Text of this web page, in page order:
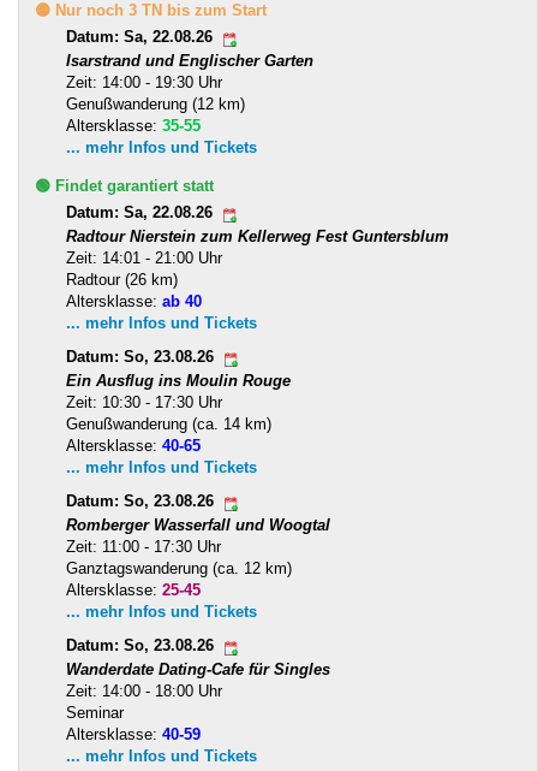
🟡 Nur noch 3 TN bis zum Start
Datum: Sa, 22.08.26
Isarstrand und Englischer Garten
Zeit: 14:00 - 19:30 Uhr
Genußwanderung (12 km)
Altersklasse: 35-55
... mehr Infos und Tickets
🟢 Findet garantiert statt
Datum: Sa, 22.08.26
Radtour Nierstein zum Kellerweg Fest Guntersblum
Zeit: 14:01 - 21:00 Uhr
Radtour (26 km)
Altersklasse: ab 40
... mehr Infos und Tickets
Datum: So, 23.08.26
Ein Ausflug ins Moulin Rouge
Zeit: 10:30 - 17:30 Uhr
Genußwanderung (ca. 14 km)
Altersklasse: 40-65
... mehr Infos und Tickets
Datum: So, 23.08.26
Romberger Wasserfall und Woogtal
Zeit: 11:00 - 17:30 Uhr
Ganztagswanderung (ca. 12 km)
Altersklasse: 25-45
... mehr Infos und Tickets
Datum: So, 23.08.26
Wanderdate Dating-Cafe für Singles
Zeit: 14:00 - 18:00 Uhr
Seminar
Altersklasse: 40-59
... mehr Infos und Tickets